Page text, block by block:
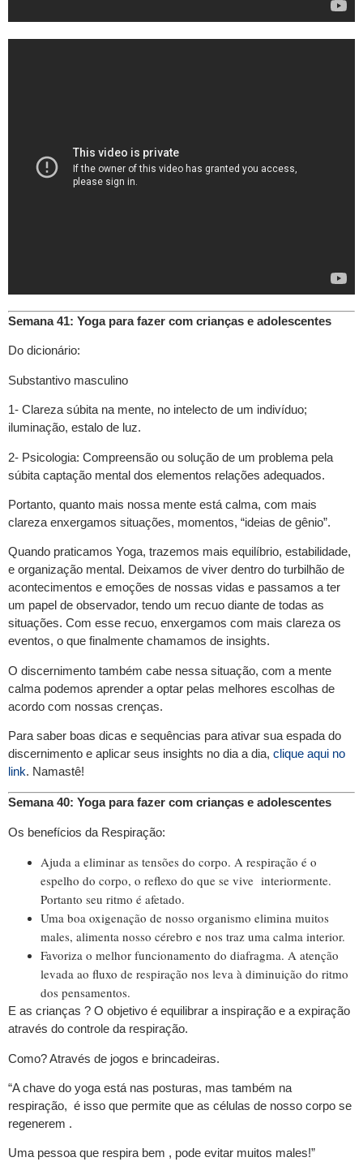
Semana 41: Yoga para fazer com crianças e adolescentes
Do dicionário:
Substantivo masculino
1- Clareza súbita na mente, no intelecto de um indivíduo;
iluminação, estalo de luz.
2- Psicologia: Compreensão ou solução de um problema pela
súbita captação mental dos elementos relações adequados.
Portanto, quanto mais nossa mente está calma, com mais
clareza enxergamos situações, momentos, “ideias de gênio”.
Quando praticamos Yoga, trazemos mais equilíbrio, estabilidade,
e organização mental. Deixamos de viver dentro do turbilhão de
acontecimentos e emoções de nossas vidas e passamos a ter
um papel de observador, tendo um recuo diante de todas as
situações. Com esse recuo, enxergamos com mais clareza os
eventos, o que finalmente chamamos de insights.
O discernimento também cabe nessa situação, com a mente
calma podemos aprender a optar pelas melhores escolhas de
acordo com nossas crenças.
Para saber boas dicas e sequências para ativar sua espada do
discernimento e aplicar seus insights no dia a dia, clique aqui no
link. Namastê!
Semana 40: Yoga para fazer com crianças e adolescentes
Os benefícios da Respiração:
Ajuda a eliminar as tensões do corpo. A respiração é o
espelho do corpo, o reflexo do que se vive interiormente.
Portanto seu ritmo é afetado.
Uma boa oxigenação de nosso organismo elimina muitos
males, alimenta nosso cérebro e nos traz uma calma interior.
Favoriza o melhor funcionamento do diafragma. A atenção
levada ao fluxo de respiração nos leva à diminuição do ritmo
dos pensamentos.
E as crianças ? O objetivo é equilibrar a inspiração e a expiração
através do controle da respiração.
Como? Através de jogos e brincadeiras.
“A chave do yoga está nas posturas, mas também na
respiração, é isso que permite que as células de nosso corpo se
regenerem .
Uma pessoa que respira bem , pode evitar muitos males!”